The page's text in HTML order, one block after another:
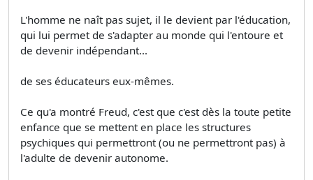
L'homme ne naît pas sujet, il le devient par l'éducation,
qui lui permet de s'adapter au monde qui l'entoure et
de devenir indépendant...
de ses éducateurs eux-mêmes.
Ce qu'a montré Freud, c'est que c'est dès la toute petite
enfance que se mettent en place les structures
psychiques qui permettront (ou ne permettront pas) à
l'adulte de devenir autonome.